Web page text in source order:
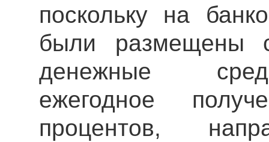
поскольку на
были размещены
денежные
ежегодное
процентов,